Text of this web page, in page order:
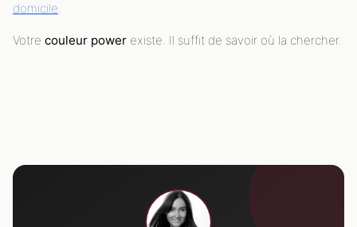
domicile.
Votre couleur power existe. Il suffit de savoir où la chercher.